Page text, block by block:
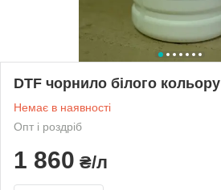
DTF чорнило білого кольору
Немає в наявності
Опт і роздріб
1 860 ₴/л